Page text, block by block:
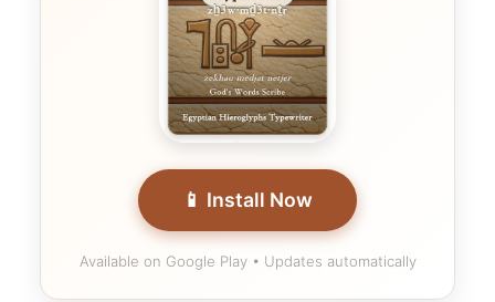
📱 Install Now
Available on Google Play • Updates automatically